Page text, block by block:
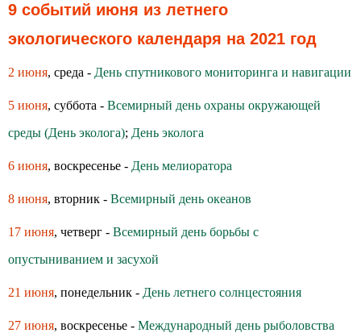
9 событий июня из летнего
экологического календаря на 2021 год
2 июня, среда - День спутникового мониторинга и навигации
5 июня, суббота - Всемирный день охраны окружающей
среды (День эколога); День эколога
6 июня, воскресенье - День мелиоратора
8 июня, вторник - Всемирный день океанов
17 июня, четверг - Всемирный день борьбы с
опустыниванием и засухой
21 июня, понедельник - День летнего солнцестояния
27 июня, воскресенье - Международный день рыболовства